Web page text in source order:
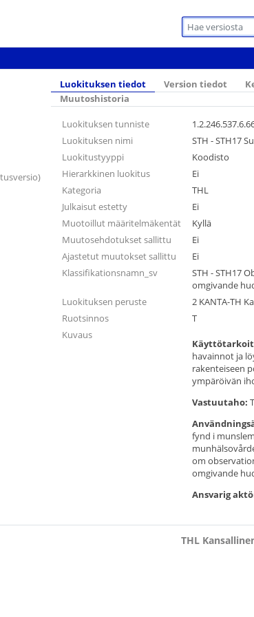
Luokituksen tiedot Version tiedot
Muutoshistoria
Luokituksen tunniste
Luokituksen nimi
STH - STH17
Luokitustyyppi
Koodisto
Hierarkkinen luokitus
Ei
Kategoria
THL
Julkaisut estetty
Ei
Muotoillut määritelmäkentät
Kyllä
Muutosehdotukset sallittu
Ei
Ajastetut muutokset sallittu
Ei
Klassifikationsnamn_sv
STH - STH17
omgivande
Luokituksen peruste
2 KANTA-TH
Ruotsinnos
T
Kuvaus
havainnot ja
rakenteiseen
ympäröivän
Vastuutaho:
fynd i
om
omgivande
Ansvarig
THL